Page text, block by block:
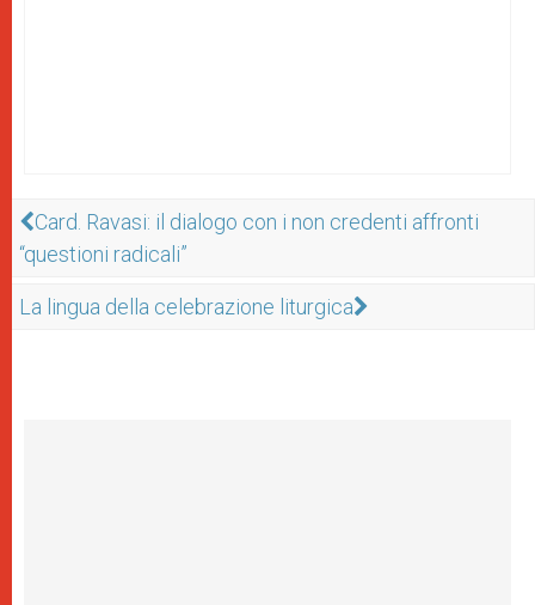
Card. Ravasi: il dialogo con i non credenti affronti
“questioni radicali”
La lingua della celebrazione liturgica